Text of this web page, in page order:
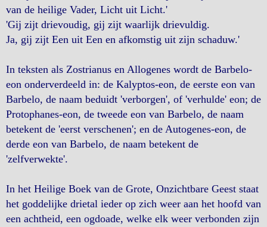
van de heilige Vader, Licht uit Licht.'
'Gij zijt drievoudig, gij zijt waarlijk drievuldig.
Ja, gij zijt Een uit Een en afkomstig uit zijn schaduw.'
In teksten als Zostrianus en Allogenes wordt de Barbelo-
eon onderverdeeld in: de Kalyptos-eon, de eerste eon van
Barbelo, de naam beduidt 'verborgen', of 'verhulde' eon; de
Protophanes-eon, de tweede eon van Barbelo, de naam
betekent de 'eerst verschenen'; en de Autogenes-eon, de
derde eon van Barbelo, de naam betekent de
'zelfverwekte'.
In het Heilige Boek van de Grote, Onzichtbare Geest staat
het goddelijke drietal ieder op zich weer aan het hoofd van
een achtheid, een ogdoade, welke elk weer verbonden zijn